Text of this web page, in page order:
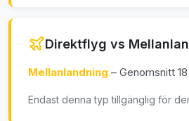
Direktflyg vs
Mellanlandning – Genomsnitt
Endast denna typ tillgänglig för